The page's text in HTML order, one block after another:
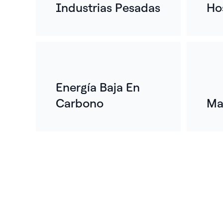
Industrias Pesadas
Energía Baja En
Carbono